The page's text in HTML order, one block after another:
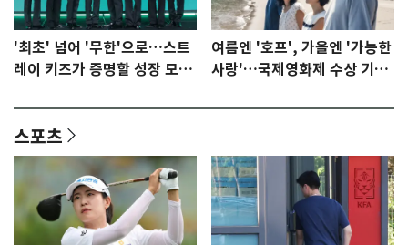
'최초' 넘어 '무한'으로…스트
레이 키즈가 증명할 성장 모멘
여름엔 '호프', 가을엔 '가능한
사랑'…국제영화제 수상 기대
스포츠